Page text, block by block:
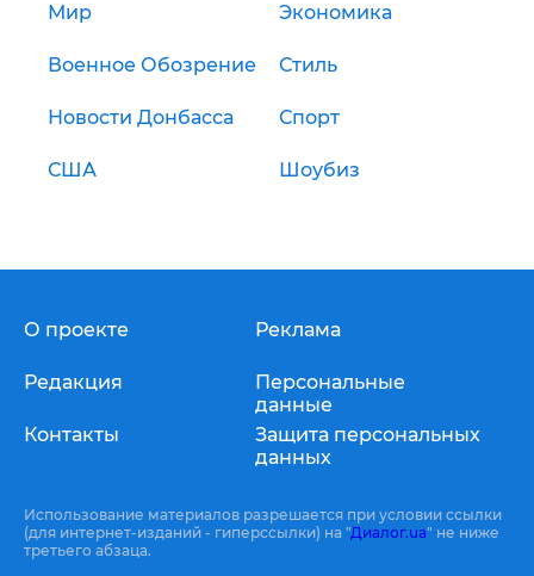
Мир Экономика
Военное Обозрение Стиль
Новости Донбасса Спорт
США Шоубиз
О проекте
Редакция
Контакты
Реклама
Персональные
данные
Защита персональных
данных
Использование материалов разрешается при условии ссылки
(для интернет-изданий - гиперссылки) на "Диалог.ua" не ниже
третьего абзаца.